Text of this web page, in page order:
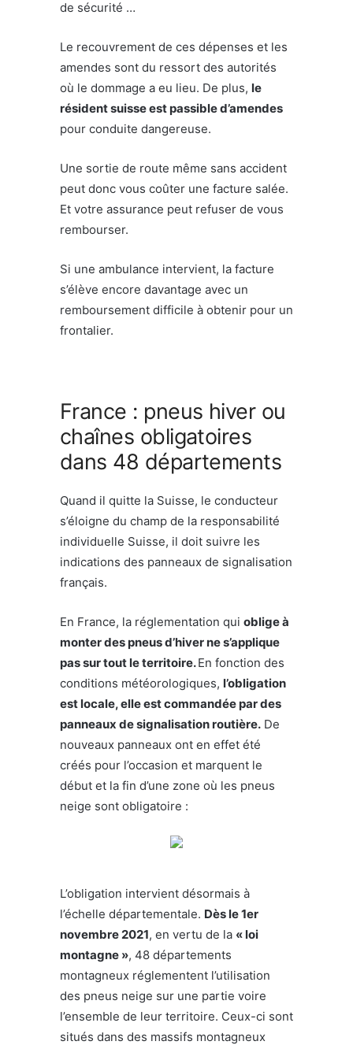
de sécurité …
Le recouvrement de ces dépenses et les
amendes sont du ressort des autorités
où le dommage a eu lieu. De plus, le
résident suisse est passible d’amendes
pour conduite dangereuse.
Une sortie de route même sans accident
peut donc vous coûter une facture salée.
Et votre assurance peut refuser de vous
rembourser.
Si une ambulance intervient, la facture
s’élève encore davantage avec un
remboursement difficile à obtenir pour un
frontalier.
France : pneus hiver ou
chaînes obligatoires
dans 48 départements
Quand il quitte la Suisse, le conducteur
s’éloigne du champ de la responsabilité
individuelle Suisse, il doit suivre les
indications des panneaux de signalisation
français.
En France, la réglementation qui oblige à
monter des pneus d’hiver ne s’applique
pas sur tout le territoire.En fonction des
conditions météorologiques, l’obligation
est locale, elle est commandée par des
panneaux de signalisation routière. De
nouveaux panneaux ont en effet été
créés pour l’occasion et marquent le
début et la fin d’une zone où les pneus
neige sont obligatoire :
L’obligation intervient désormais à
l’échelle départementale. Dès le 1er
novembre 2021, en vertu de la « loi
montagne », 48 départements
montagneux réglementent l’utilisation
des pneus neige sur une partie voire
l’ensemble de leur territoire. Ceux-ci sont
situés dans des massifs montagneux